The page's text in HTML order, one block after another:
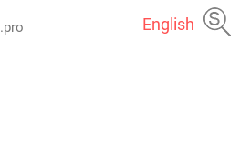
.pro English